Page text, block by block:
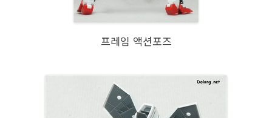
프레임 액션포즈